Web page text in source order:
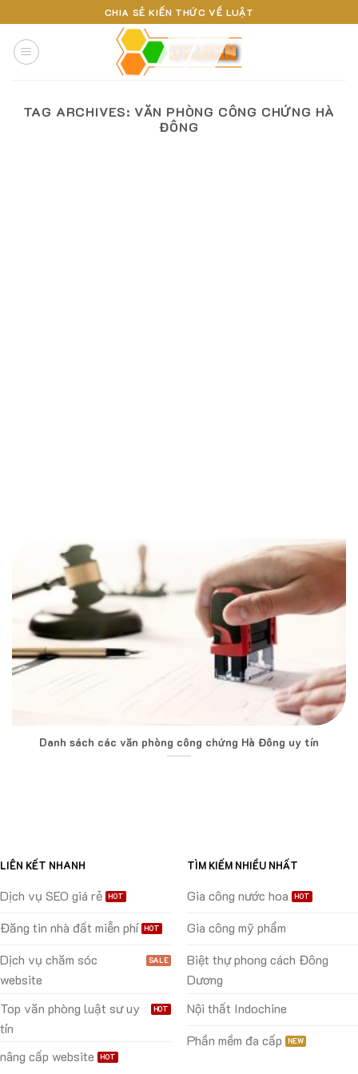
to
content
CHIA SẺ KIẾN THỨC VỀ LUẬT
TAG ARCHIVES: VĂN PHÒNG CÔNG CHỨNG HÀ
ĐÔNG
Danh sách các văn phòng công chứng Hà Đông uy tín
LIÊN KẾT NHANH
Dịch vụ SEO giá rẻ
Đăng tin nhà đất miễn phí
Dịch vụ chăm sóc
website
Top văn phòng luật sư uy
tín
nâng cấp website
TÌM KIẾM NHIỀU NHẤT
Gia công nước hoa
Gia công mỹ phẩm
Biệt thự phong cách Đông
Dương
Nội thất Indochine
Phần mềm đa cấp